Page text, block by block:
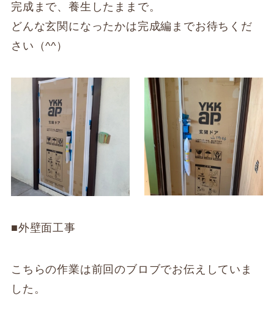
完成まで、養生したままで。
どんな玄関になったかは完成編までお待ちくだ
さい（^^）
■外壁面工事
こちらの作業は前回のブロブでお伝えしていま
した。